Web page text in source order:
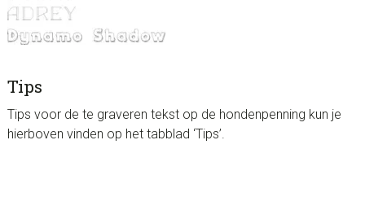
Tips
Tips voor de te graveren tekst op de hondenpenning kun je
hierboven vinden op het tabblad ‘Tips’.